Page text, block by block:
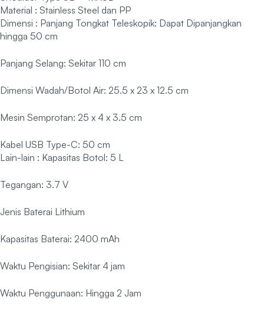
Material : Stainless Steel dan PP
Dimensi : Panjang Tongkat Teleskopik: Dapat Dipanjangkan
hingga 50 cm
Panjang Selang: Sekitar 110 cm
Dimensi Wadah/Botol Air: 25.5 x 23 x 12.5 cm
Mesin Semprotan: 25 x 4 x 3.5 cm
Kabel USB Type-C: 50 cm
Lain-lain : Kapasitas Botol: 5 L
Tegangan: 3.7 V
Jenis Baterai Lithium
Kapasitas Baterai: 2400 mAh
Waktu Pengisian: Sekitar 4 jam
Waktu Penggunaan: Hingga 2 Jam